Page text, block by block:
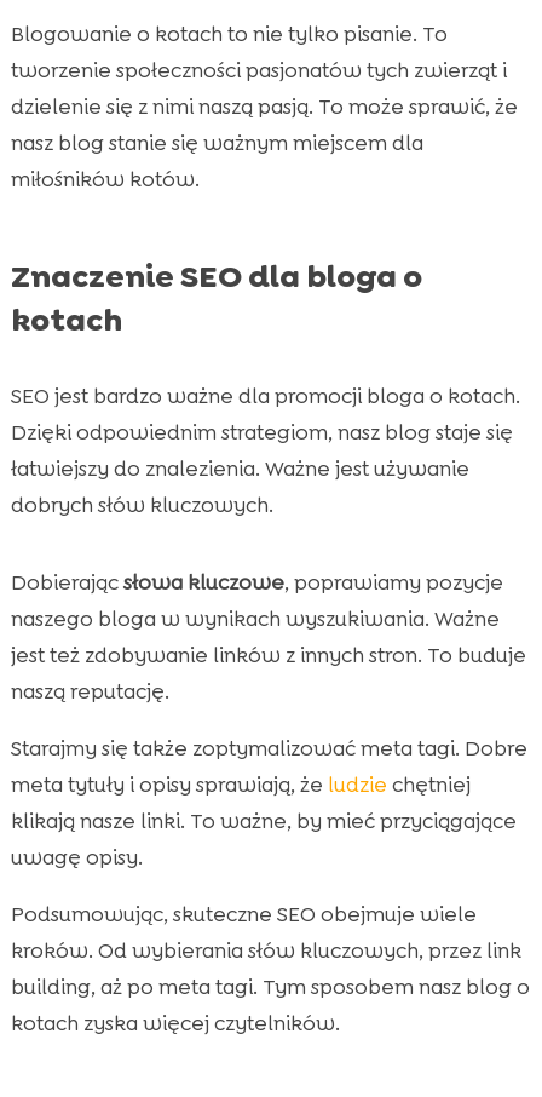
Blogowanie o kotach to nie tylko pisanie. To
tworzenie społeczności pasjonatów tych zwierząt i
dzielenie się z nimi naszą pasją. To może sprawić, że
nasz blog stanie się ważnym miejscem dla
miłośników kotów.
Znaczenie SEO dla bloga o
kotach
SEO jest bardzo ważne dla promocji bloga o kotach.
Dzięki odpowiednim strategiom, nasz blog staje się
łatwiejszy do znalezienia. Ważne jest używanie
dobrych słów kluczowych.
Dobierającsłowa kluczowe, poprawiamy pozycje
naszego bloga w wynikach wyszukiwania. Ważne
jest też zdobywanie linków z innych stron. To buduje
naszą reputację.
Starajmy się także zoptymalizować meta tagi. Dobre
meta tytuły i opisy sprawiają, że ludzie chętniej
klikają nasze linki. To ważne, by mieć przyciągające
uwagę opisy.
Podsumowując, skuteczne SEO obejmuje wiele
kroków. Od wybierania słów kluczowych, przez link
building, aż po meta tagi. Tym sposobem nasz blog o
kotach zyska więcej czytelników.